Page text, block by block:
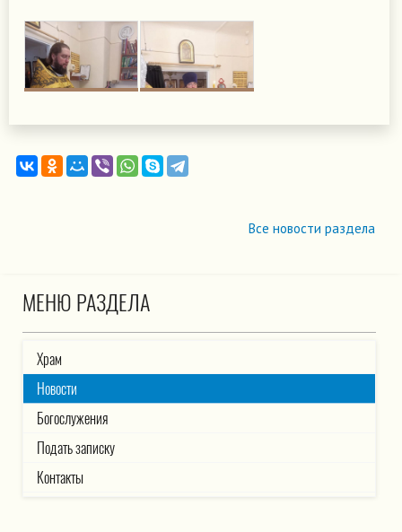
Все новости раздела
МЕНЮ РАЗДЕЛА
Храм
Новости
Богослужения
Подать записку
Контакты